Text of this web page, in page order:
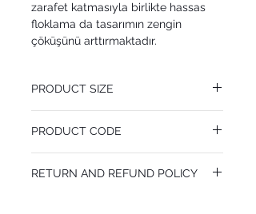
zarafet katmasıyla birlikte hassas
floklama da tasarımın zengin
çöküşünü arttırmaktadır.
PRODUCT SIZE
Pattern Repeat 90 cm
PRODUCT CODE
RETURN AND REFUND POLICY